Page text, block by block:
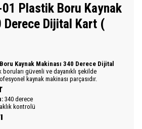
Plastik Boru Kaynak
Derece Dijital Kart (
Kaynak Makinası 340 Derece Dijital
boruları güvenli ve dayanıklı şekilde
kaynak makinası parçasıdır.
340 derece
kontrolü